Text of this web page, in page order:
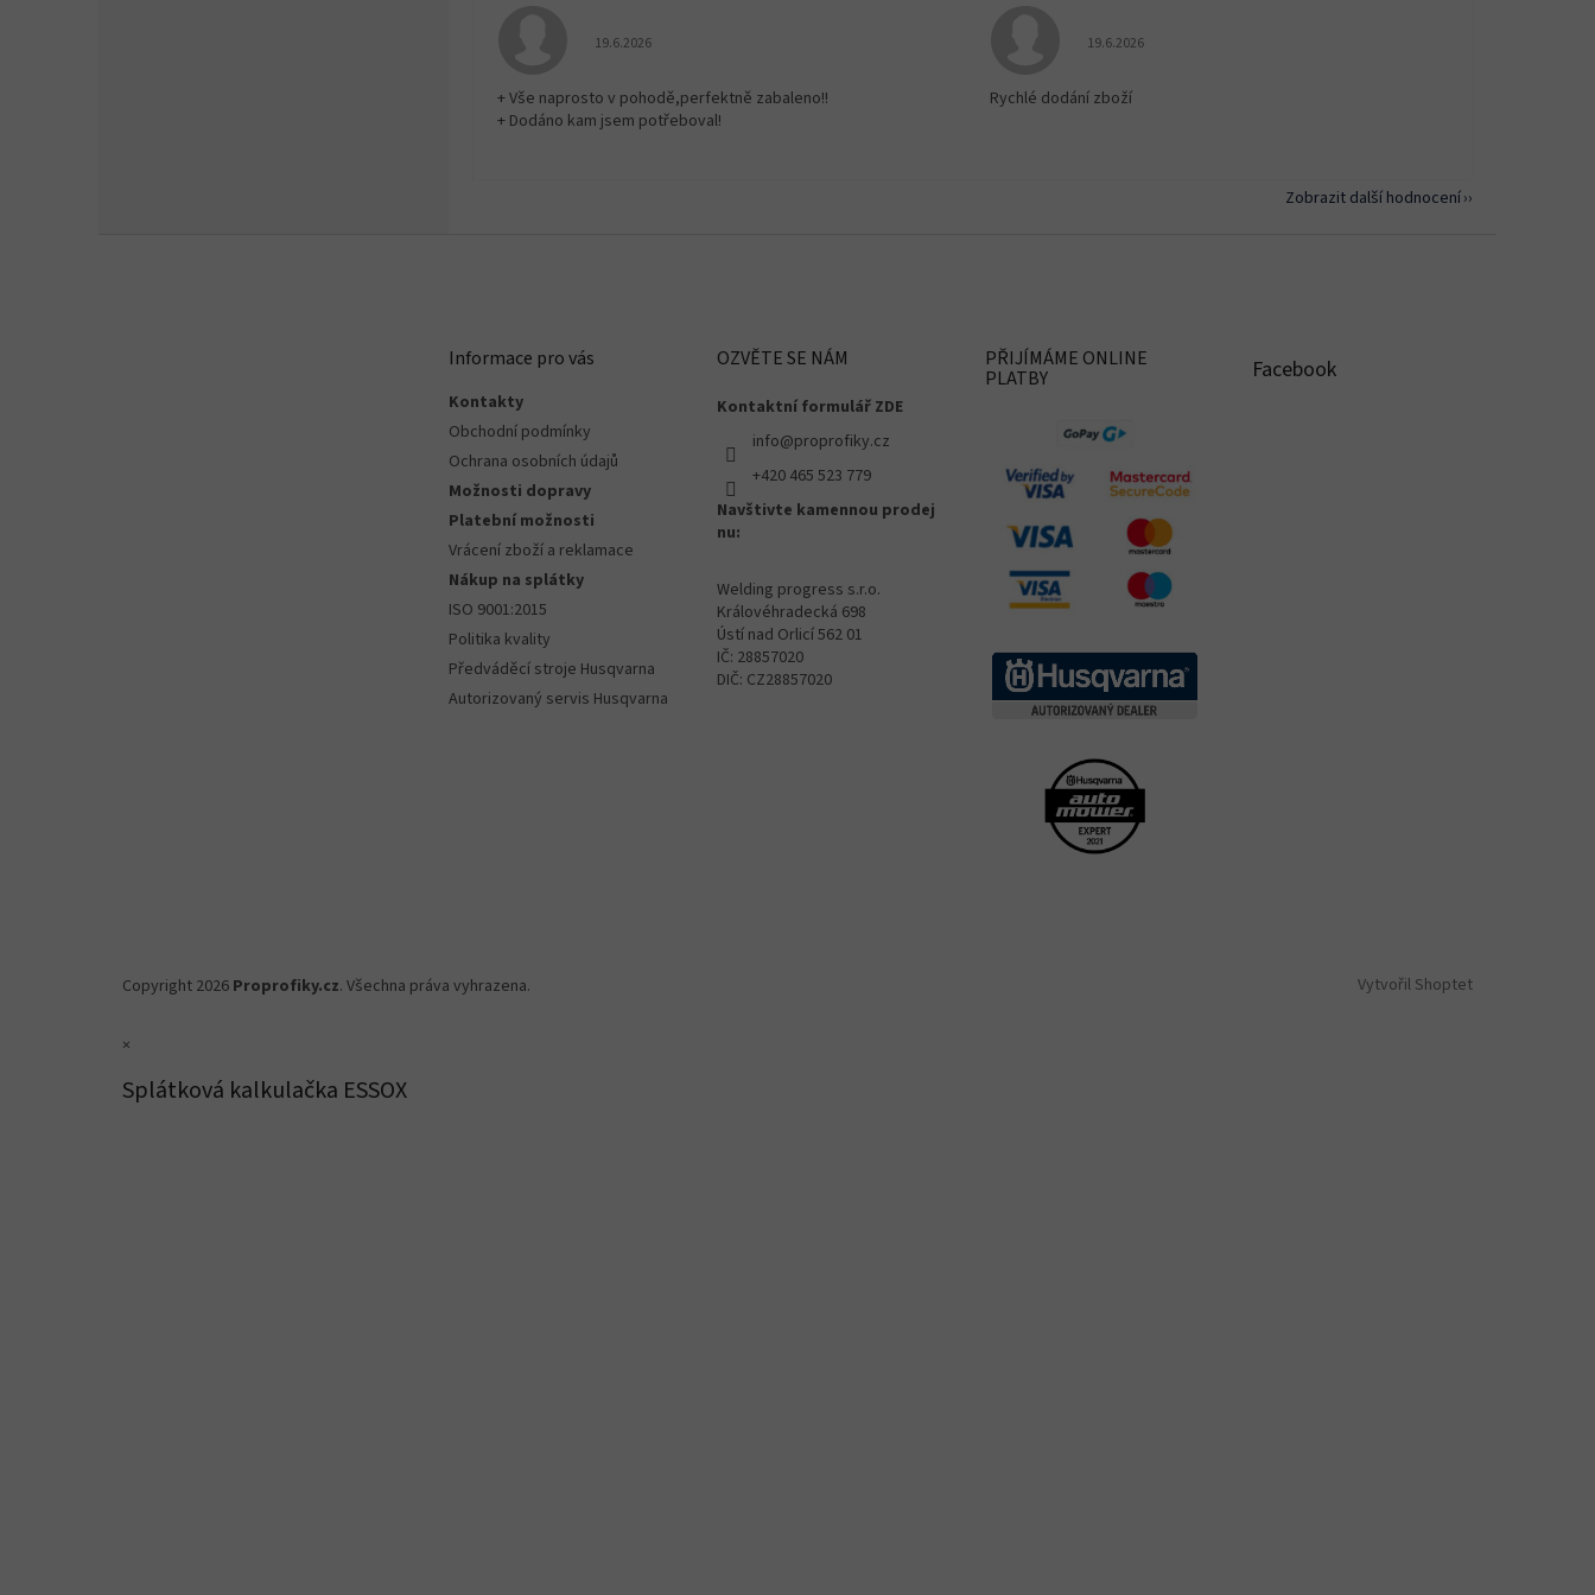
Hodnocení obchodu je 5 z 5 hvězdiček.
19.6.2026
+ Vše naprosto v pohodě,perfektně zabaleno!!
+ Dodáno kam jsem potřeboval!
Hodnocení obchodu je 5 z 5 hvězdiček.
19.6.2026
Rychlé dodání zboží
Zobrazit další hodnocení
Informace pro vás
Kontakty
Obchodní podmínky
Ochrana osobních údajů
Možnosti dopravy
Platební možnosti
Vrácení zboží a reklamace
Nákup na splátky
ISO 9001:2015
Politika kvality
Předváděcí stroje Husqvarna
Autorizovaný servis Husqvarna
OZVĚTE SE NÁM
Kontaktní formulář ZDE
info@proprofiky.cz
+420 465 523 779
Navštivte kamennou prodej
nu:
Welding progress s.r.o.
Královéhradecká 698
Ústí nad Orlicí 562 01
IČ: 28857020
DIČ: CZ28857020
PŘIJÍMÁME ONLINE
PLATBY Facebook
Vytvořil Shoptet
Copyright 2026 Proprofiky.cz. Všechna práva vyhrazena.
×
Splátková kalkulačka ESSOX